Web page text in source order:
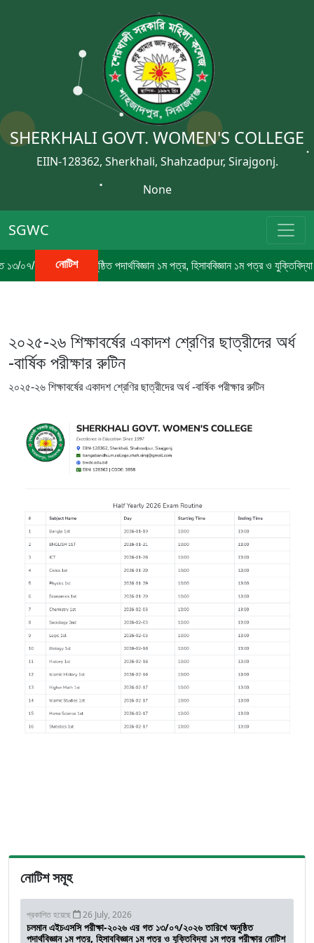
SHERKHALI GOVT. WOMEN'S COLLEGE
EIIN-128362, Sherkhali, Shahzadpur, Sirajgonj.
None
SGWC
নোটিশ
২০২৬ তারিখে অনুষ্ঠিত পদার্থবিজ্ঞান ১ম পত্র, হিসাববিজ্ঞান ১ম পত্র ও যুক্তিবিদ্যা
২০২৫-২৬ শিক্ষাবর্ষের একাদশ শ্রেণির ছাত্রীদের অর্ধ
-বার্ষিক পরীক্ষার রুটিন
২০২৫-২৬ শিক্ষাবর্ষের একাদশ শ্রেণির ছাত্রীদের অর্ধ -বার্ষিক পরীক্ষার রুটিন
নোটিশ সমূহ
প্রকাশিত হয়েছে 26 July, 2026
চলমান এইচএসসি পরীক্ষা-২০২৬ এর গত ১৩/০৭/২০২৬ তারিখে অনুষ্ঠিত
পদার্থবিজ্ঞান ১ম পত্র, হিসাববিজ্ঞান ১ম পত্র ও যুক্তিবিদ্যা ১ম পত্র পরীক্ষার নোটিশ